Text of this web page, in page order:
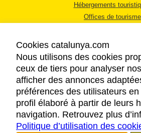
Hébergements
Offices de tourisme
MENTIONS
RÈGLES DE
COOKIES
ACCESSIBILITÉ
Cookies catalunya.com
Nous utilisons des cookies
ceux de tiers pour analyser
afficher des annonces
préférences des utilisateurs en
profil élaboré à partir de leurs
navigation. Retrouvez plus
Politique d’utilisation des